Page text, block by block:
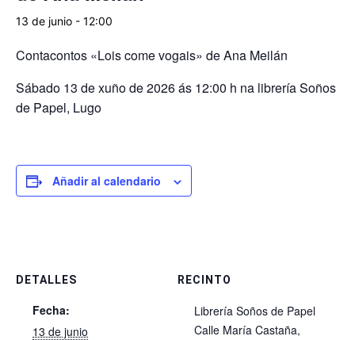
13 de junio - 12:00
Contacontos «Lois come vogais» de Ana Meilán
Sábado 13 de xuño de 2026 ás 12:00 h na librería Soños
de Papel, Lugo
Añadir al calendario
DETALLES
Fecha:
13 de junio
RECINTO
Librería Soños de Papel
Calle María Castaña,